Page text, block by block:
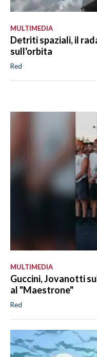
MULTIMEDIA
Detriti spaziali, il
sull'orbita
Red
MULTIMEDIA
Guccini, Jovanotti
al "Maestrone"
Red